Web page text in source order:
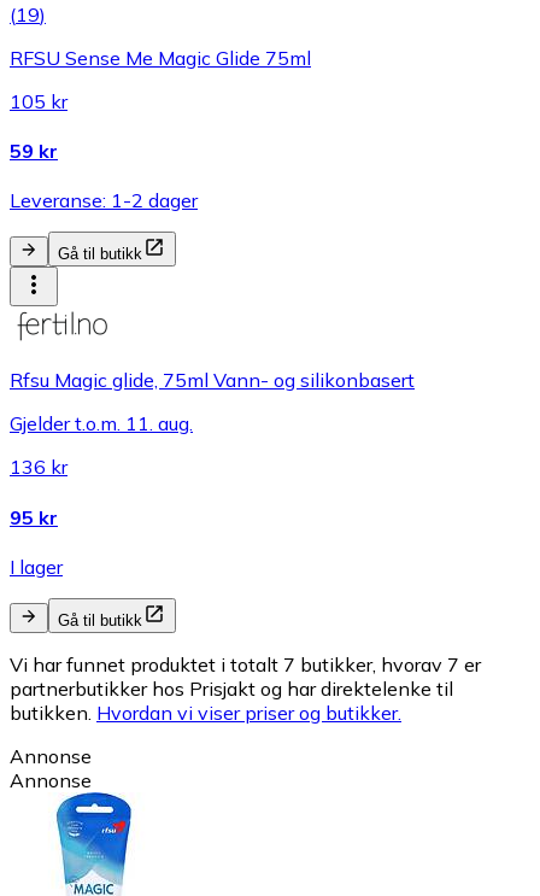
(19)
RFSU Sense Me Magic Glide 75ml
105 kr
59 kr
Leveranse: 1-2 dager
Gå til butikk
Rfsu Magic glide, 75ml Vann- og silikonbasert
Gjelder t.o.m. 11. aug.
136 kr
95 kr
I lager
Gå til butikk
Vi har funnet produktet i totalt 7 butikker, hvorav 7 er
partnerbutikker hos Prisjakt og har direktelenke til
butikken. Hvordan vi viser priser og butikker.
Annonse
Annonse